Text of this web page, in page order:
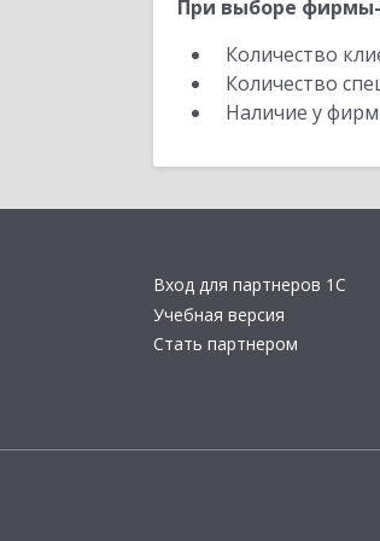
При выборе фирмы-
Количество
Количество
Наличие у
Вход для партнеров 1С
Учебная версия
Стать партнером